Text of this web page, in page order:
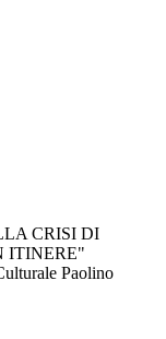
CRISI DI
ITINERE"
Paolino